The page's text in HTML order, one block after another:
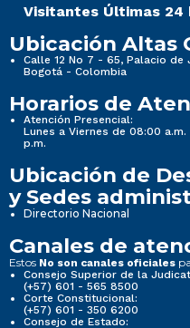
Visitantes Últimas 24
Ubicación Altas
Calle 12 No 7 - 65, Palacio de
Bogotá - Colombia
Horarios de
Atención Presencial:
Lunes a Viernes de 08:00
p.m.
Ubicación de
y Sedes
Directorio Nacional
Canales de
Estos No son canales oficiales
Consejo Superior de la
(+57) 601 - 565 8500
Corte Constitucional:
(+57) 601 - 350 6200
Consejo de Estado: